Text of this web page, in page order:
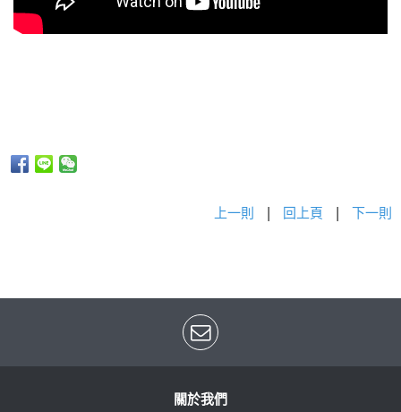
上一則 | 回上頁 | 下一則
關於我們